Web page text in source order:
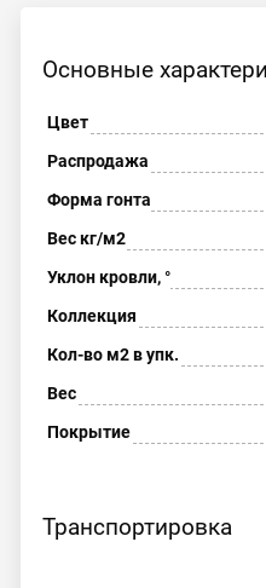
Основные
Цвет
Распродажа
Форма гонта
Вес кг/м2
Уклон кровли, °
Коллекция
Кол-во м2 в упк.
Вес
Покрытие
Транспортировка